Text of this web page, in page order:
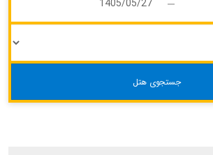
جستجوی هتل